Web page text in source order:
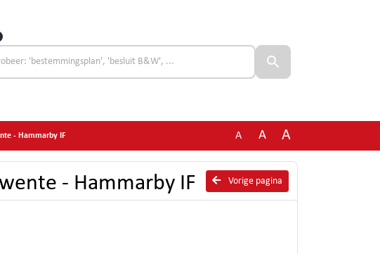
- Hammarby IF A A A
Vorige pagina
- Hammarby IF